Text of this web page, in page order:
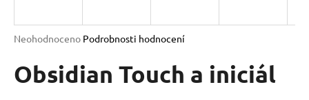
Průměrné
produktu
je
Neohodnoceno Podrobnosti hodnocení
Obsidian Touch a iniciál
j
t
?